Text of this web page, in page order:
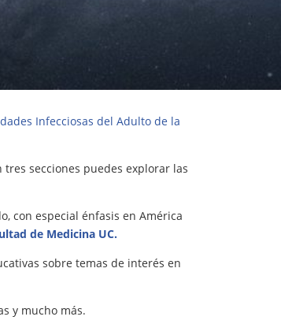
Infecciosas del Adulto de la
secciones puedes explorar las
con especial énfasis en América
de Medicina UC.
sobre temas de interés en
y mucho más.